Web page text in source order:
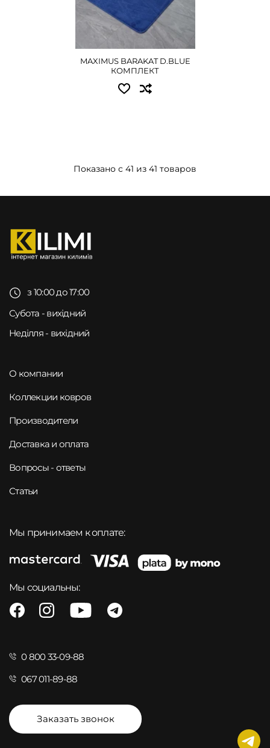
MAXIMUS BARAKAT D.BLUE
КОМПЛЕКТ
Показано с 41 из 41 товаров
з 10:00 до 17:00
Субота - вихідний
Неділля - вихідний
О компании
Коллекции ковров
Производители
Доставка и оплата
Вопросы - ответы
Статьи
Мы принимаем к оплате:
Мы социальны:
0 800 33-09-88
067 011-89-88
Заказать звонок